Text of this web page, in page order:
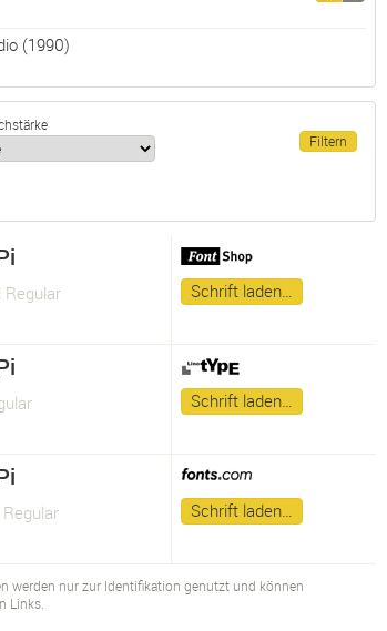
(1990)
Regular Schrift laden…
Schrift laden…
Schrift laden…
werden nur zur Identifikation genutzt und können
Links.